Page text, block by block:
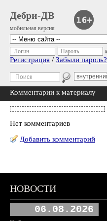
Дебри-ДВ
мобильная версия
Логин Пароль
Регистрация / Забыли пароль?
Комментарии к материалу
Нет комментариев
Добавить комментарий
НОВОСТИ
06.08.2026